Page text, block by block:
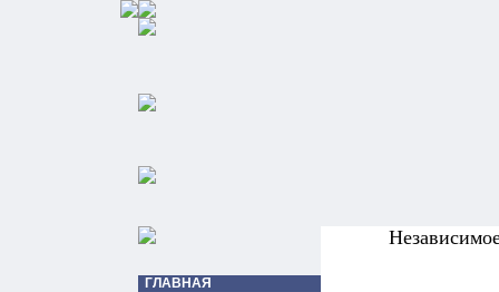
ГЛАВНАЯ